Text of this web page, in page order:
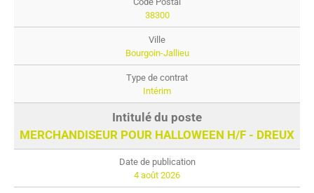
38300
Bourgoin-Jallieu
Intérim
MERCHANDISEUR POUR HALLOWEEN H/F - DREUX
4 août 2026